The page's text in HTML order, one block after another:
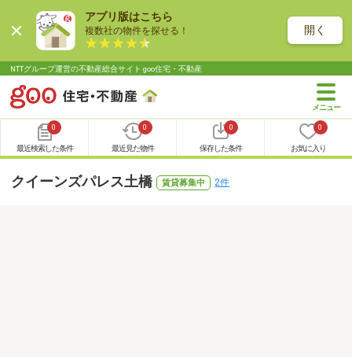
アプリ版はこちら
複数社の物件を探せる！ 開く
NTTグループ運営の不動産総合サイト goo住宅・不動産
0
最近検索した条件
0
最近見た物件
0
保存した条件
0
お気に入り
クイーンズパレス土橋 賃貸募集中 2件